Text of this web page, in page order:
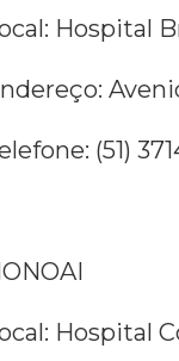
Hospital
(51)
Hospital